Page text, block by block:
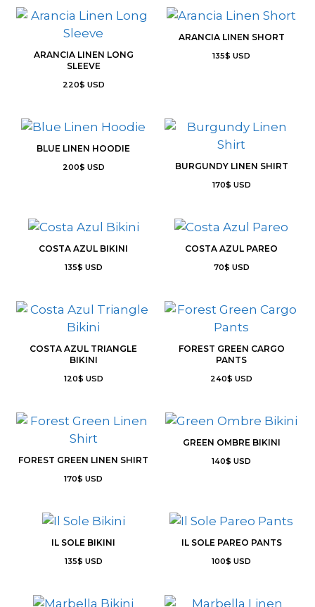
ARANCIA LINEN LONG
SLEEVE
220$ USD
ARANCIA LINEN SHORT
135$ USD
BLUE LINEN HOODIE
200$ USD BURGUNDY LINEN SHIRT
170$ USD
COSTA AZUL BIKINI
135$ USD
COSTA AZUL PAREO
70$ USD
COSTA AZUL TRIANGLE
BIKINI
120$ USD
FOREST GREEN CARGO
PANTS
240$ USD
FOREST GREEN LINEN SHIRT
170$ USD
GREEN OMBRE BIKINI
140$ USD
IL SOLE BIKINI
135$ USD
IL SOLE PAREO PANTS
100$ USD